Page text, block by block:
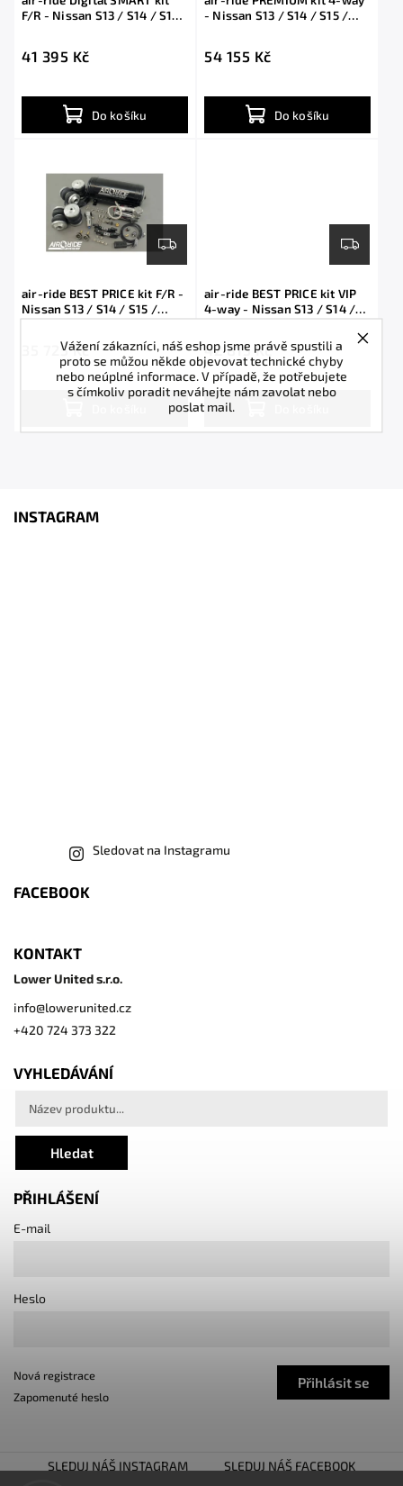
Vážení zákazníci, náš eshop jsme právě spustili a
proto se můžou někde objevovat technické chyby
nebo neúplné informace. V případě, že potřebujete
s čímkoliv poradit neváhejte nám zavolat nebo
poslat mail.
F/R - Nissan S13 / S14 / S15 /
41 395 Kč
Do košíku
- Nissan S13 / S14 / S15 /
54 155 Kč
Do košíku
air-ride BEST PRICE kit F/R -
Nissan S13 / S14 / S15 /
35 725 Kč
air-ride BEST PRICE kit VIP
4-way - Nissan S13 / S14 /
42 815 Kč
INSTAGRAM
Sledovat na Instagramu
FACEBOOK
KONTAKT
Lower United s.r.o.
info@lowerunited.cz
+420 724 373 322
VYHLEDÁVÁNÍ
Hledat
PŘIHLÁŠENÍ
E-mail
Heslo
Přihlásit se
Nová registrace
Zapomenuté heslo
SLEDUJ NÁŠ INSTAGRAM
SLEDUJ NÁŠ FACEBOOK